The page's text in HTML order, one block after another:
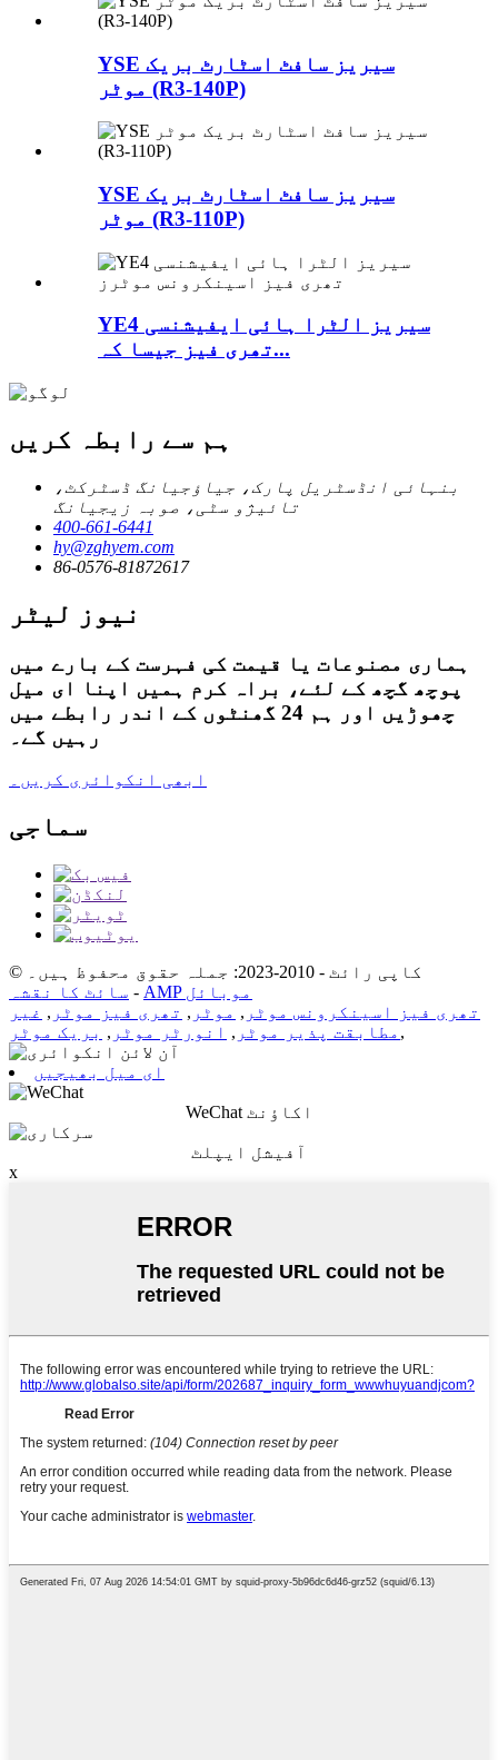
YSE سیریز سافٹ اسٹارٹ بریک
موٹر (R3-140P)
YSE سیریز سافٹ اسٹارٹ بریک
موٹر (R3-110P)
YE4 سیریز الٹرا ہائی ایفیشنسی
تھری فیز جیسا کہ...
ہم سے رابطہ کریں
بنہائی انڈسٹریل پارک، جیاؤجیانگ ڈسٹرکٹ،
تائیژو سٹی، صوبہ زیجیانگ
400-661-6441
hy@zghyem.com
86-0576-81872617
نیوز لیٹر
ہماری مصنوعات یا قیمت کی فہرست کے بارے میں
پوچھ گچھ کے لئے، براہ کرم ہمیں اپنا ای میل
چھوڑیں اور ہم 24 گھنٹوں کے اندر رابطے میں
رہیں گے۔
ابھی انکوائری کریں۔
سماجی
© کاپی رائٹ - 2010-2023: جملہ حقوق محفوظ ہیں۔
سائٹ کا نقشہ -
AMP موبائل
تھری فیز اسینکرونس موٹر , موٹر , تھری فیز موٹر , غیر
مطابقت پذیر موٹر , انورٹر موٹر , بریک موٹر ,
ای میل بھیجیں
WeChat اکاؤنٹ
آفیشل ایپلٹ
x